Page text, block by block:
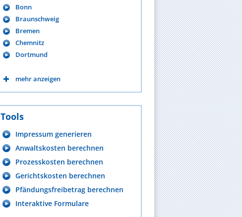
Bonn
Braunschweig
Bremen
Chemnitz
Dortmund
mehr anzeigen
Tools
Impressum generieren
Anwaltskosten berechnen
Prozesskosten berechnen
Gerichtskosten berechnen
Pfändungsfreibetrag berechnen
Interaktive Formulare